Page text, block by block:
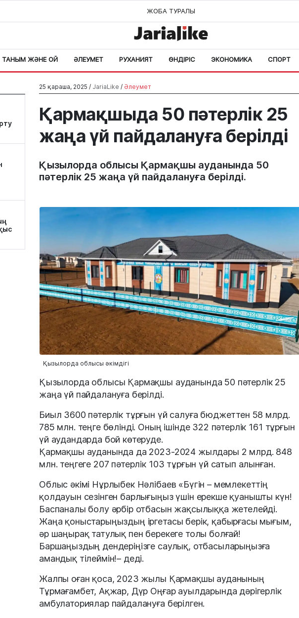
ЖОБА ТУРАЛЫ
ТАНЫМ ЖӘНЕ ОЙ ӘЛЕУМЕТ РУХАНИЯТ ӨНДІРІС ЭКОНОМИКА СПОРТ
25 қараша, 2025 / JariaLike / Әлеумет
Қармақшыда 50 пәтерлік 25
жаңа үй пайдалануға берілді
Қызылорда облысы Қармақшы ауданында 50
пәтерлік 25 жаңа үй пайдалануға берілді.
Қызылорда облысы әкімдігі
Қызылорда облысы Қармақшы ауданында 50 пәтерлік 25
жаңа үй пайдалануға берілді.
Биыл 3600 пәтерлік тұрғын үй салуға бюджеттен 58 млрд.
785 млн. теңге бөлінді. Оның ішінде 322 пәтерлік 161 тұрғын
үй аудандарда бой көтеруде.
Қармақшы ауданында да 2023-2024 жылдары 2 млрд. 848
млн. теңгеге 207 пәтерлік 103 тұрғын үй сатып алынған.
Облыс әкімі Нұрлыбек Нәлібаев «Бүгін – мемлекеттің
қолдауын сезінген барлығыңыз үшін ерекше қуанышты күн!
Баспаналы болу әрбір отбасын жақсылыққа жетелейді.
Жаңа қоныстарыңыздың іргетасы берік, қабырғасы мығым,
әр шаңырақ татулық пен берекеге толы болғай!
Баршаңыздың дендеріңізге саулық, отбасыларыңызға
амандық тілеймін!– деді.
Жалпы оған қоса, 2023 жылы Қармақшы ауданының
Тұрмағамбет, Ақжар, Дүр Оңғар ауылдарында дәрігерлік
амбулаториялар пайдалануға берілген.